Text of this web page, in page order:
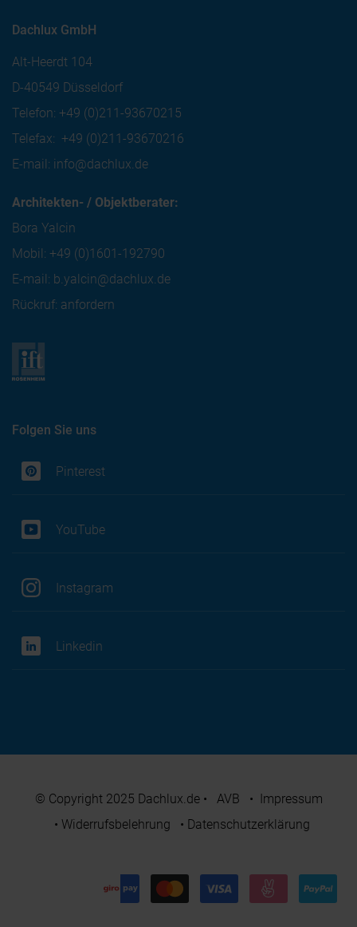
Dachlux GmbH
Alt-Heerdt 104
D-40549 Düsseldorf
Telefon: +49 (0)211-93670215
Telefax: +49 (0)211-93670216
E-mail: info@dachlux.de
Architekten- / Objektberater:
Bora Yalcin
Mobil: +49 (0)1601-192790
E-mail: b.yalcin@dachlux.de
Rückruf: anfordern
Folgen Sie uns
Pinterest
YouTube
Instagram
Linkedin
© Copyright 2025 Dachlux.de • AVB •
Impressum
• Widerrufsbelehrung • Datenschutzerklärung